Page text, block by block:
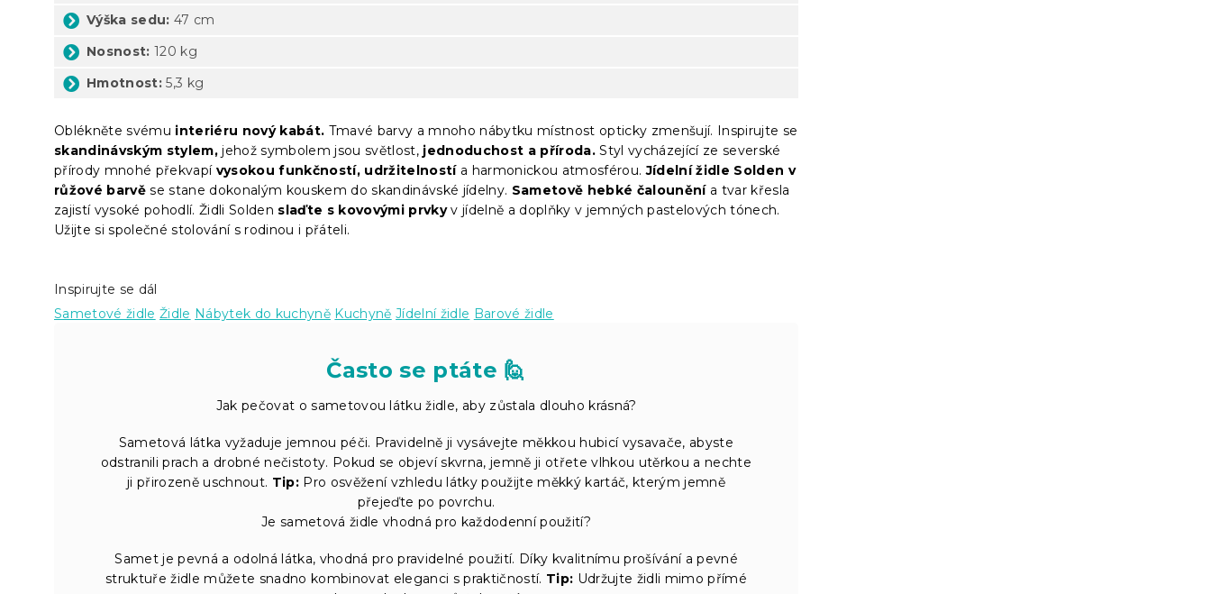
Výška sedu: 47 cm
Nosnost: 120 kg
Hmotnost: 5,3 kg
Oblékněte svému interiéru nový kabát. Tmavé barvy a mnoho nábytku místnost opticky zmenšují. Inspirujte se
skandinávským stylem, jehož symbolem jsou světlost, jednoduchost a příroda. Styl vycházející ze severské
přírody mnohé překvapí vysokou funkčností, udržitelnostía harmonickou atmosférou.Jídelní židle Solden v
růžové barvě se stane dokonalým kouskem do skandinávské jídelny. Sametově hebké čalouněnía tvar křesla
zajistí vysoké pohodlí. Židli Solden slaďte s kovovými prvkyv jídelně a doplňky v jemných pastelových tónech.
Užijte si společné stolování s rodinou i přáteli.
Inspirujte se dál
Sametové židle Židle Nábytek do kuchyně Kuchyně Jídelní židle Barové židle
Často se ptáte 🙋
Jak pečovat o sametovou látku židle, aby zůstala dlouho krásná?
Sametová látka vyžaduje jemnou péči. Pravidelně ji vysávejte měkkou hubicí vysavače, abyste
odstranili prach a drobné nečistoty. Pokud se objeví skvrna, jemně ji otřete vlhkou utěrkou a nechte
ji přirozeně uschnout. Tip: Pro osvěžení vzhledu látky použijte měkký kartáč, kterým jemně
přejeďte po povrchu.
Je sametová židle vhodná pro každodenní použití?
Samet je pevná a odolná látka, vhodná pro pravidelné použití. Díky kvalitnímu prošívání a pevné
struktuře židle můžete snadno kombinovat eleganci s praktičností. Tip: Udržujte židli mimo přímé